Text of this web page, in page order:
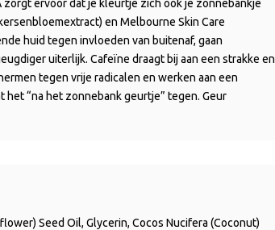
ervoor dat je kleurtje zich ook je zonnebankje
en Melbourne Skin Care
de huid tegen invloeden van buitenaf, gaan
uiterlijk. Cafeïne draagt bij aan een strakke en
tegen vrije radicalen en werken aan een
het “na het zonnebank geurtje” tegen. Geur
Seed Oil, Glycerin, Cocos Nucifera (Coconut)